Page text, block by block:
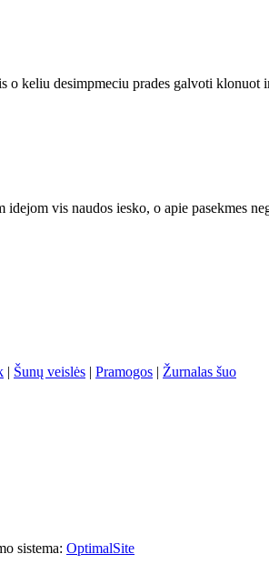
keliu desimpmeciu prades galvoti klonuot
vis naudos iesko, o apie pasekmes
| Šunų veislės | Pramogos | Žurnalas šuo
sistema: OptimalSite